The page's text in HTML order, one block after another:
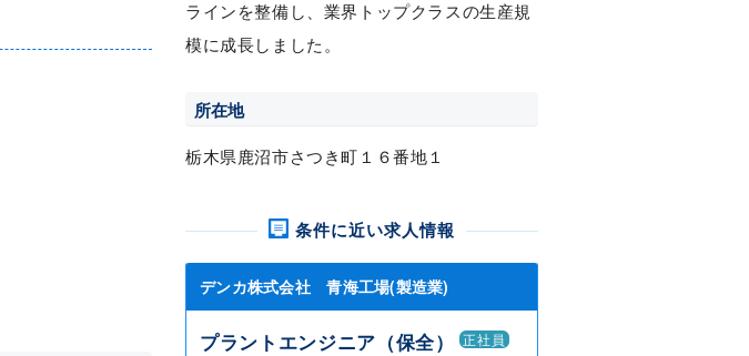
ラインを整備し、業界トップクラスの生産規
模に成長しました。
所在地
栃木県鹿沼市さつき町１６番地１
条件に近い求人情報
デンカ株式会社 青海工場(製造業)
プラントエンジニア（保全） 正社員